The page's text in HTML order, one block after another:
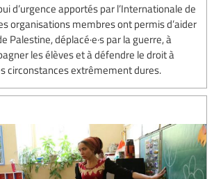
d’urgence apportés par l’Internationale de
organisations membres ont permis d’aider
Palestine, déplacé·e·s par la guerre, à
les élèves et à défendre le droit à
circonstances extrêmement dures.